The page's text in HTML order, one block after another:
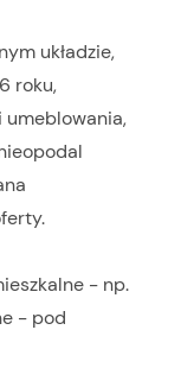
układzie,
roku,
umeblowania,
- np.
- pod